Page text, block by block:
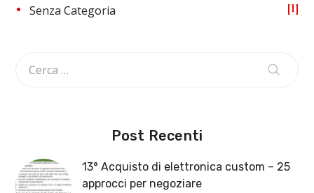
Senza Categoria 1
Post Recenti
13° Acquisto di elettronica custom – 25
approcci per negoziare